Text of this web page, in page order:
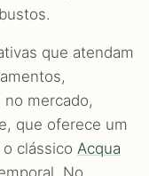
que atendam
mercado,
que oferece um
clássico Acqua
No